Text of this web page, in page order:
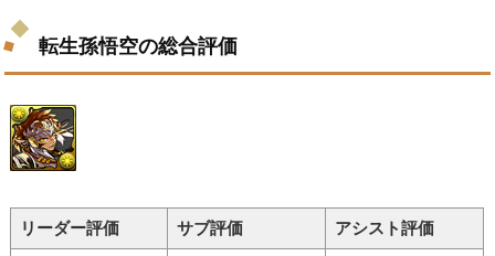
転生孫悟空の総合評価
リーダー評価 サブ評価 アシスト評価